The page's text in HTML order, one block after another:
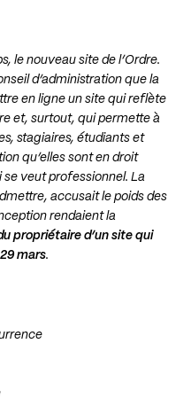
le nouveau site de l’Ordre.
d’administration que la
en ligne un site qui reflète
et, surtout, qui permette à
stagiaires, étudiants et
qu’elles sont en droit
se veut professionnel. La
accusait le poids des
rendaient la
propriétaire d’un site qui
mars.